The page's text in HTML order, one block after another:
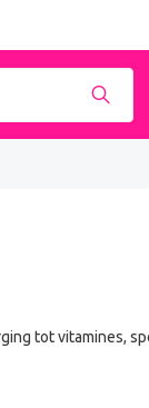
tot vitamines,